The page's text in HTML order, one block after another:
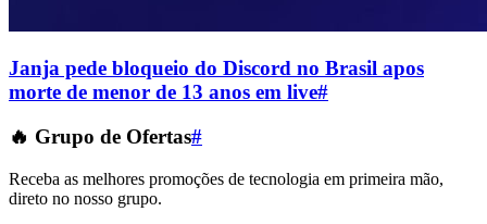
Janja pede bloqueio do Discord no Brasil apos
morte de menor de 13 anos em live#
🔥 Grupo de Ofertas#
Receba as melhores promoções de tecnologia em primeira mão,
direto no nosso grupo.